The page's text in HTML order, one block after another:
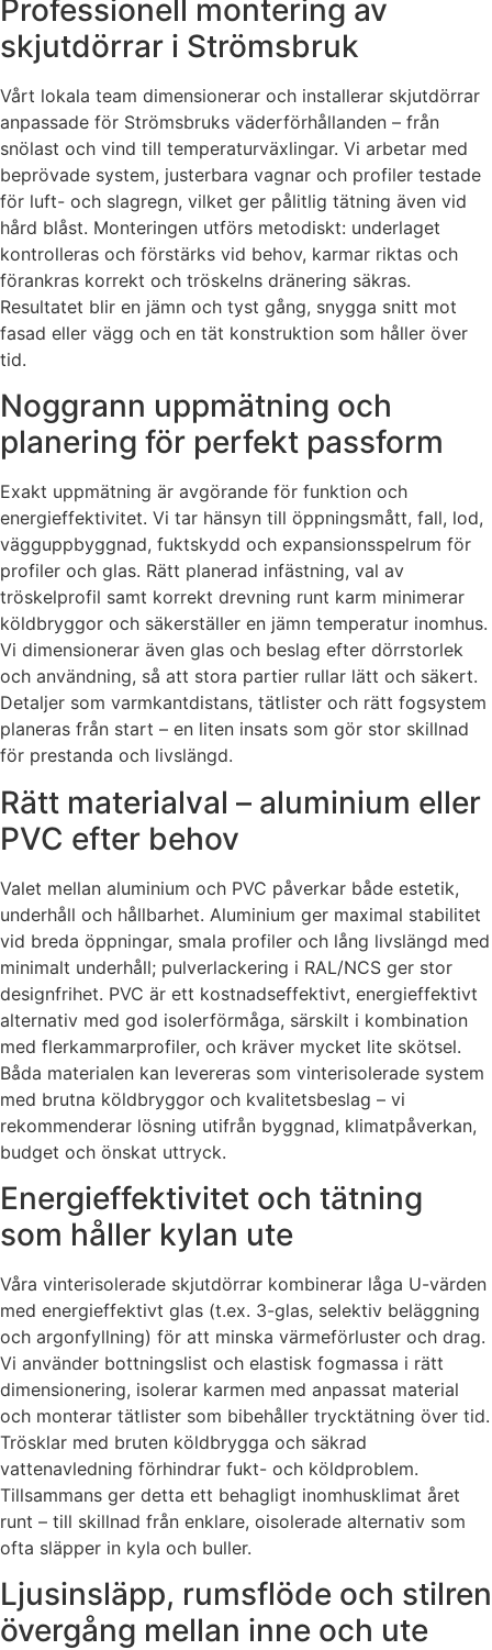
Professionell montering av
skjutdörrar i Strömsbruk
Vårt lokala team dimensionerar och installerar skjutdörrar
anpassade för Strömsbruks väderförhållanden – från
snölast och vind till temperaturväxlingar. Vi arbetar med
beprövade system, justerbara vagnar och profiler testade
för luft- och slagregn, vilket ger pålitlig tätning även vid
hård blåst. Monteringen utförs metodiskt: underlaget
kontrolleras och förstärks vid behov, karmar riktas och
förankras korrekt och tröskelns dränering säkras.
Resultatet blir en jämn och tyst gång, snygga snitt mot
fasad eller vägg och en tät konstruktion som håller över
tid.
Noggrann uppmätning och
planering för perfekt passform
Exakt uppmätning är avgörande för funktion och
energieffektivitet. Vi tar hänsyn till öppningsmått, fall, lod,
vägguppbyggnad, fuktskydd och expansionsspelrum för
profiler och glas. Rätt planerad infästning, val av
tröskelprofil samt korrekt drevning runt karm minimerar
köldbryggor och säkerställer en jämn temperatur inomhus.
Vi dimensionerar även glas och beslag efter dörrstorlek
och användning, så att stora partier rullar lätt och säkert.
Detaljer som varmkantdistans, tätlister och rätt fogsystem
planeras från start – en liten insats som gör stor skillnad
för prestanda och livslängd.
Rätt materialval – aluminium eller
PVC efter behov
Valet mellan aluminium och PVC påverkar både estetik,
underhåll och hållbarhet. Aluminium ger maximal stabilitet
vid breda öppningar, smala profiler och lång livslängd med
minimalt underhåll; pulverlackering i RAL/NCS ger stor
designfrihet. PVC är ett kostnadseffektivt, energieffektivt
alternativ med god isolerförmåga, särskilt i kombination
med flerkammarprofiler, och kräver mycket lite skötsel.
Båda materialen kan levereras som vinterisolerade system
med brutna köldbryggor och kvalitetsbeslag – vi
rekommenderar lösning utifrån byggnad, klimatpåverkan,
budget och önskat uttryck.
Energieffektivitet och tätning
som håller kylan ute
Våra vinterisolerade skjutdörrar kombinerar låga U-värden
med energieffektivt glas (t.ex. 3-glas, selektiv beläggning
och argonfyllning) för att minska värmeförluster och drag.
Vi använder bottningslist och elastisk fogmassa i rätt
dimensionering, isolerar karmen med anpassat material
och monterar tätlister som bibehåller trycktätning över tid.
Trösklar med bruten köldbrygga och säkrad
vattenavledning förhindrar fukt- och köldproblem.
Tillsammans ger detta ett behagligt inomhusklimat året
runt – till skillnad från enklare, oisolerade alternativ som
ofta släpper in kyla och buller.
Ljusinsläpp, rumsflöde och stilren
övergång mellan inne och ute